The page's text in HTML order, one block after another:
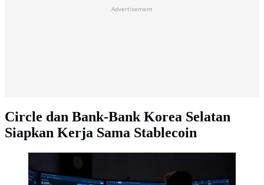
Advertisement
Circle dan Bank-Bank Korea Selatan
Siapkan Kerja Sama Stablecoin